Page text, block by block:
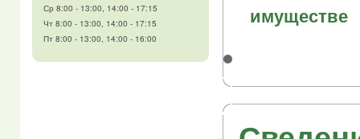
Ср 8:00 - 13:00, 14:00 - 17:15
Чт 8:00 - 13:00, 14:00 - 17:15
Пт 8:00 - 13:00, 14:00 - 16:00
имуществе